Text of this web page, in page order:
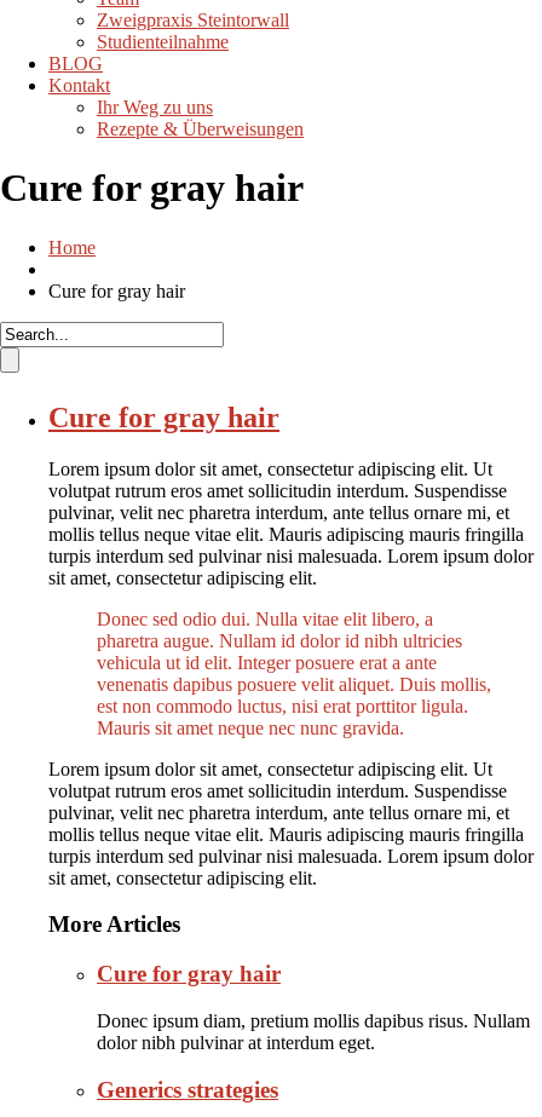
Zweigpraxis Steintorwall
Studienteilnahme
BLOG
Kontakt
Ihr Weg zu uns
Rezepte & Überweisungen
Cure for gray hair
Home
Cure for gray hair
Cure for gray hair
Lorem ipsum dolor sit amet, consectetur adipiscing elit. Ut
volutpat rutrum eros amet sollicitudin interdum. Suspendisse
pulvinar, velit nec pharetra interdum, ante tellus ornare mi, et
mollis tellus neque vitae elit. Mauris adipiscing mauris fringilla
turpis interdum sed pulvinar nisi malesuada. Lorem ipsum dolor
sit amet, consectetur adipiscing elit.
Donec sed odio dui. Nulla vitae elit libero, a
pharetra augue. Nullam id dolor id nibh ultricies
vehicula ut id elit. Integer posuere erat a ante
venenatis dapibus posuere velit aliquet. Duis mollis,
est non commodo luctus, nisi erat porttitor ligula.
Mauris sit amet neque nec nunc gravida.
Lorem ipsum dolor sit amet, consectetur adipiscing elit. Ut
volutpat rutrum eros amet sollicitudin interdum. Suspendisse
pulvinar, velit nec pharetra interdum, ante tellus ornare mi, et
mollis tellus neque vitae elit. Mauris adipiscing mauris fringilla
turpis interdum sed pulvinar nisi malesuada. Lorem ipsum dolor
sit amet, consectetur adipiscing elit.
More Articles
Cure for gray hair
Donec ipsum diam, pretium mollis dapibus risus. Nullam
dolor nibh pulvinar at interdum eget.
Generics strategies